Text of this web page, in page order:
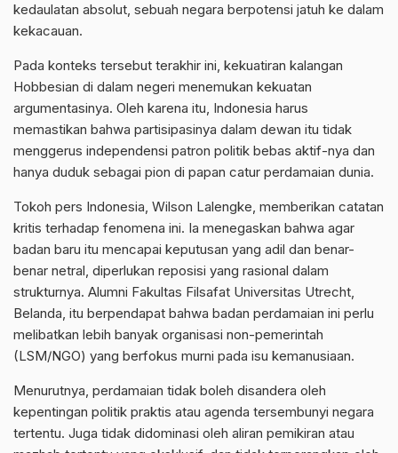
kedaulatan absolut, sebuah negara berpotensi jatuh ke dalam
kekacauan.
Pada konteks tersebut terakhir ini, kekuatiran kalangan
Hobbesian di dalam negeri menemukan kekuatan
argumentasinya. Oleh karena itu, Indonesia harus
memastikan bahwa partisipasinya dalam dewan itu tidak
menggerus independensi patron politik bebas aktif-nya dan
hanya duduk sebagai pion di papan catur perdamaian dunia.
Tokoh pers Indonesia, Wilson Lalengke, memberikan catatan
kritis terhadap fenomena ini. Ia menegaskan bahwa agar
badan baru itu mencapai keputusan yang adil dan benar-
benar netral, diperlukan reposisi yang rasional dalam
strukturnya. Alumni Fakultas Filsafat Universitas Utrecht,
Belanda, itu berpendapat bahwa badan perdamaian ini perlu
melibatkan lebih banyak organisasi non-pemerintah
(LSM/NGO) yang berfokus murni pada isu kemanusiaan.
Menurutnya, perdamaian tidak boleh disandera oleh
kepentingan politik praktis atau agenda tersembunyi negara
tertentu. Juga tidak didominasi oleh aliran pemikiran atau